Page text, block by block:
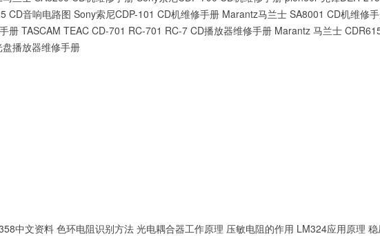
CD音响电路图 Sony索尼CDP-101 CD机维修手册 Marantz马兰士 SA8001 CD机维修
册TASCAM TEAC CD-701 RC-701 RC-7 CD播放器维修手册 Marantz 马兰士
播放器维修手册
中文资料 色环电阻识别方法 光电耦合器工作原理 压敏电阻的作用 LM324应用原理